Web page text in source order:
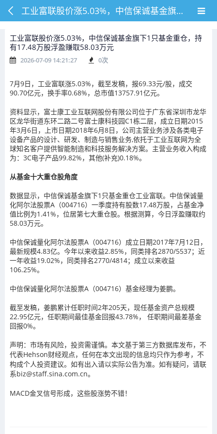
工业富联股价涨5.03%，中信保诚基金旗下1只基金重仓，持有17.48万股浮盈赚取58.03万元
工业富联股价涨5.03%，中信保诚基金旗下1只基金重仓，持
有17.48万股浮盈赚取58.03万元
2026-07-09 14:21:27 0次
7月9日，工业富联涨5.03%，截至发稿，报69.33元/股，成交
90.70亿元，换手率0.68%，总市值13757.91亿元。
资料显示，富士康工业互联网股份有限公司位于广东省深圳市龙华
区龙华街道东环二路二号富士康科技园C1栋二层，成立日期2015
年3月6日，上市日期2018年6月8日，公司主营业务涉及各类电子
设备产品的设计、研发、制造与销售业务,依托于工业互联网为全
球知名客户提供智能制造和科技服务解决方案。主营业务收入构成
为：3C电子产品99.82%，其他(补充)0.18%。
从基金十大重仓股角度
数据显示，中信保诚基金旗下1只基金重仓工业富联。中信保诚量
化阿尔法股票A（004716）一季度持有股数17.48万股，占基金净
值比例为1.41%，位居第七大重仓股。根据测算，今日浮盈赚取约
58.03万元。
中信保诚量化阿尔法股票A（004716）成立日期2017年7月12日，
最新规模4.83亿。今年以来收益2.85%，同类排名2870/5537；近
一年收益19.02%，同类排名2770/4814；成立以来收益
106.25%。
中信保诚量化阿尔法股票A（004716）基金经理为姜鹏。
截至发稿，姜鹏累计任职时间2年205天，现任基金资产总规模
22.95亿元，任职期间最佳基金回报43.78%， 任职期间最差基金
回报0%。
声明：市场有风险，投资需谨慎。本文基于第三方数据库发布，不
代表Hehson财经观点，任何在本文出现的信息均只作为参考，不
构成个人投资建议。如有出入请以实际公告为准。如有疑问，请联
系biz@staff.sina.com.cn。
MACD金叉信号形成，这些股涨势不错！